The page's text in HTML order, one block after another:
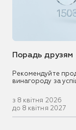
Порадь друзям
Рекомендуйте
винагороду за
з 8 квітня 2026
до 8 квітня 2027